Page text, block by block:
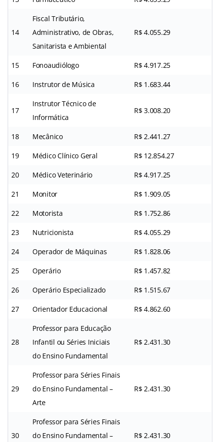
14
Fiscal Tributário,
Administrativo, de Obras,
Sanitarista e Ambiental
R$ 4.055.29
15 Fonoaudiólogo R$ 4.917.25
16 Instrutor de Música R$ 1.683.44
17
Instrutor Técnico de
Informática
R$ 3.008.20
18 Mecânico R$ 2.441.27
19 Médico Clínico Geral R$ 12.854.27
20 Médico Veterinário R$ 4.917.25
21 Monitor R$ 1.909.05
22 Motorista R$ 1.752.86
23 Nutricionista R$ 4.055.29
24 Operador de Máquinas R$ 1.828.06
25 Operário R$ 1.457.82
26 Operário Especializado R$ 1.515.67
27 Orientador Educacional R$ 4.862.60
28
Professor para Educação
Infantil ou Séries Iniciais
do Ensino Fundamental
R$ 2.431.30
29
Professor para Séries Finais
do Ensino Fundamental –
Arte
R$ 2.431.30
30
Professor para Séries Finais
do Ensino Fundamental –
R$ 2.431.30